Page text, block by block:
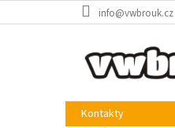
na
info@vwbrouk.cz
Kontakty